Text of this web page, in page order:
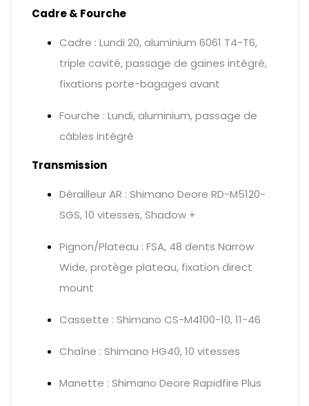
Cadre & Fourche
Cadre : Lundi 20, aluminium 6061 T4-T6,
triple cavité, passage de gaines intégré,
fixations porte-bagages avant
Fourche : Lundi, aluminium, passage de
câbles intégré
Transmission
Dérailleur AR : Shimano Deore RD-M5120-
SGS, 10 vitesses, Shadow +
Pignon/Plateau : FSA, 48 dents Narrow
Wide, protège plateau, fixation direct
mount
Cassette : Shimano CS-M4100-10, 11-46
Chaîne : Shimano HG40, 10 vitesses
Manette : Shimano Deore Rapidfire Plus